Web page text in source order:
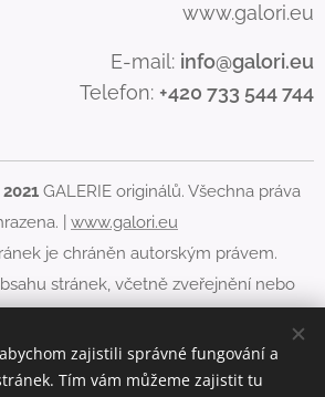
www.galori.eu
E-mail: info@galori.eu
Telefon: +420 733 544 744
GALERIE originálů. Všechna práva
| www.galori.eu
je chráněn autorským právem.
stránek, včetně zveřejnění nebo
originálů zakázáno.
Cookies
zajistili správné fungování a
Tím vám můžeme zajistit tu